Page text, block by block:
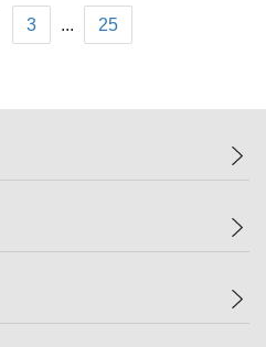
3 ... 25